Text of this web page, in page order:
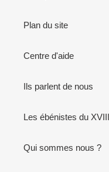
Plan du site
Centre d'aide
Ils parlent de nous
Les ébénistes du
Qui sommes nous ?